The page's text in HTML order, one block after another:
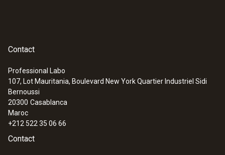
Contact
Professional Labo
107, Lot Mauritania, Boulevard New York Quartier Industriel Sidi
Bernoussi
20300 Casablanca
Maroc
+212 522 35 06 66
Contact